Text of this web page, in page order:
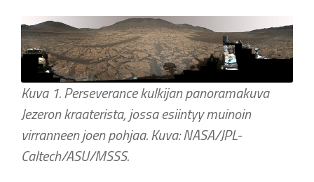
Kuva 1. Perseverance kulkijan panoramakuva
Jezeron kraaterista, jossa esiintyy muinoin
virranneen joen pohjaa. Kuva: NASA/JPL-
Caltech/ASU/MSSS.